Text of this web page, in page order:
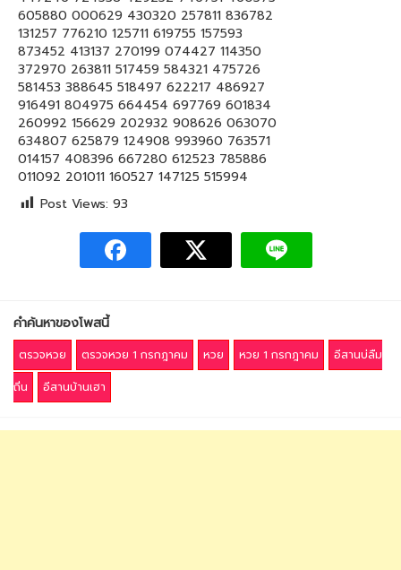
605880 000629 430320 257811 836782
131257 776210 125711 619755 157593
873452 413137 270199 074427 114350
372970 263811 517459 584321 475726
581453 388645 518497 622217 486927
916491 804975 664454 697769 601834
260992 156629 202932 908626 063070
634807 625879 124908 993960 763571
014157 408396 667280 612523 785886
011092 201011 160527 147125 515994
Post Views: 93
คำค้นหาของโพสนี้
ตรวจหวย ตรวจหวย 1 กรกฎาคม หวย หวย 1 กรกฎาคม
อีสานบ่ลืม
ถิ่น
อีสานบ้านเฮา